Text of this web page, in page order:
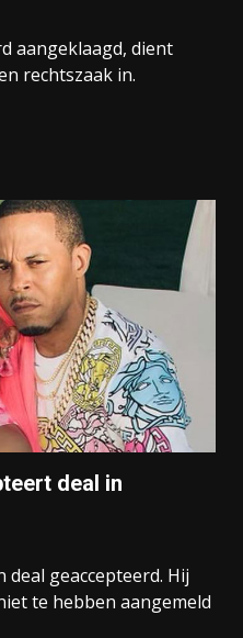
aangeklaagd, dient
rechtszaak in.
deal in
deal geaccepteerd. Hij
te hebben aangemeld